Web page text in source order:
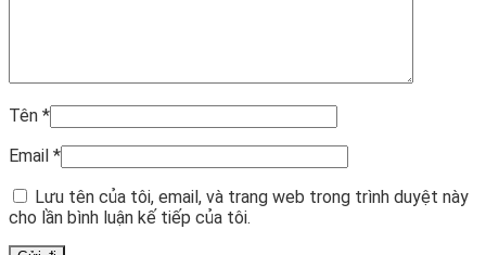
Tên *
Email *
Lưu tên của tôi, email, và trang web trong trình duyệt này
cho lần bình luận kế tiếp của tôi.